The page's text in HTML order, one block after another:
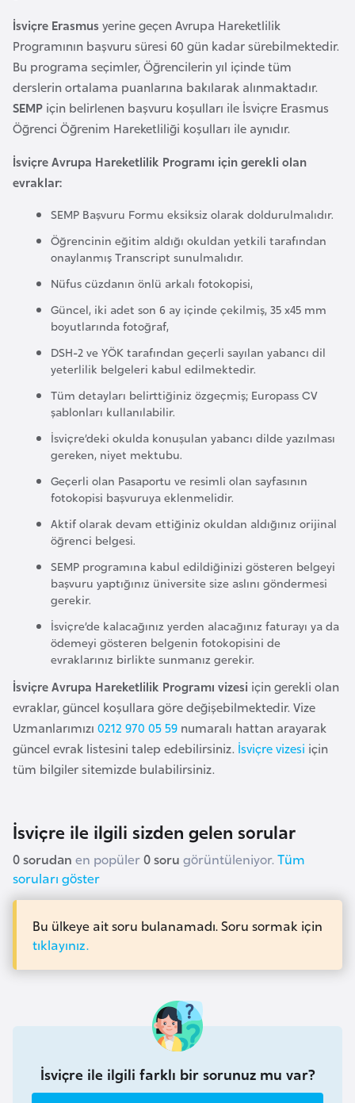
İsviçre Erasmusyerine geçen Avrupa Hareketlilik
Programının başvuru süresi 60 gün kadar sürebilmektedir.
Bu programa seçimler, Öğrencilerin yıl içinde tüm
derslerin ortalama puanlarına bakılarak alınmaktadır.
SEMP için belirlenen başvuru koşulları ile İsviçre Erasmus
Öğrenci Öğrenim Hareketliliği koşulları ile aynıdır.
İsviçre Avrupa Hareketlilik Programı için gerekli olan
evraklar:
SEMP Başvuru Formu eksiksiz olarak doldurulmalıdır.
Öğrencinin eğitim aldığı okuldan yetkili tarafından
onaylanmış Transcript sunulmalıdır.
Nüfus cüzdanın önlü arkalı fotokopisi,
Güncel, iki adet son 6 ay içinde çekilmiş, 35 x45 mm
boyutlarında fotoğraf,
DSH-2 ve YÖK tarafından geçerli sayılan yabancı dil
yeterlilik belgeleri kabul edilmektedir.
Tüm detayları belirttiğiniz özgeçmiş; Europass CV
şablonları kullanılabilir.
İsviçre’deki okulda konuşulan yabancı dilde yazılması
gereken, niyet mektubu.
Geçerli olan Pasaportu ve resimli olan sayfasının
fotokopisi başvuruya eklenmelidir.
Aktif olarak devam ettiğiniz okuldan aldığınız orijinal
öğrenci belgesi.
SEMP programına kabul edildiğinizi gösteren belgeyi
başvuru yaptığınız üniversite size aslını göndermesi
gerekir.
İsviçre’de kalacağınız yerden alacağınız faturayı ya da
ödemeyi gösteren belgenin fotokopisini de
evraklarınız birlikte sunmanız gerekir.
İsviçre Avrupa Hareketlilik Programı vizesi için gerekli olan
evraklar, güncel koşullara göre değişebilmektedir. Vize
Uzmanlarımızı 0212 970 05 59 numaralı hattan arayarak
güncel evrak listesini talep edebilirsiniz. İsviçre vizesi için
tüm bilgiler sitemizde bulabilirsiniz.
İsviçre ile ilgili sizden gelen sorular
0 sorudan en popüler0 soru görüntüleniyor.Tüm
soruları göster
Bu ülkeye ait soru bulanamadı. Soru sormak için
tıklayınız.
İsviçre ile ilgili farklı bir sorunuz mu var?
r
e
y
n
B
a
n
B
e
n
i
n
o
s
n
a
H
e
u